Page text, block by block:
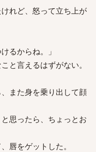
れど、怒って立ち上が
るからね。」
と言えるはずがない。
また身を乗り出して顔
思ったら、ちょっとお
唇をゲットした。